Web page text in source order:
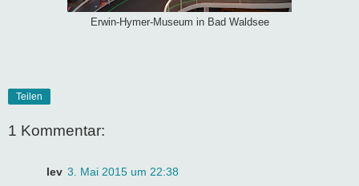
Erwin-Hymer-Museum in Bad Waldsee
Teilen
1 Kommentar:
lev 3. Mai 2015 um 22:38